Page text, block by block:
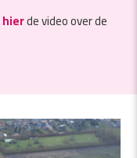
hierde video over de